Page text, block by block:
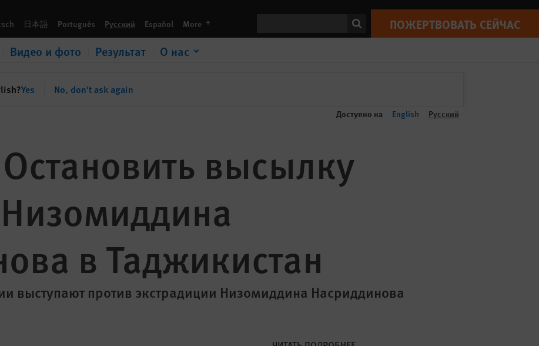
日本語 Português Русский Español More languages ПОЖЕРТВОВАТЬ СЕЙЧАС
Видео и фото Результат О нас
Yes No, don't ask again
ПОЖЕРТВОВАТЬ СЕЙЧАС
Доступно на English Русский
высылку
в Таджикистан
выступают против экстрадиции Низомиддина Насриддинова